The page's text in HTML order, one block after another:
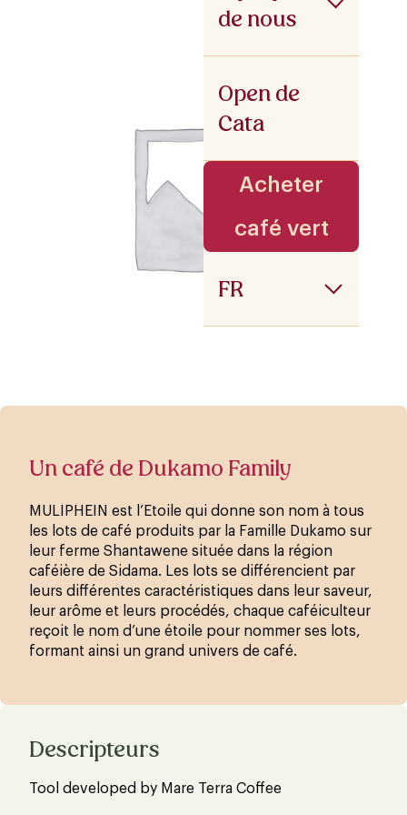
de nous
Open de
Cata
Acheter
café vert
FR
Un café de Dukamo Family
MULIPHEIN est l’Etoile qui donne son nom à tous
les lots de café produits par la Famille Dukamo sur
leur ferme Shantawene située dans la région
caféière de Sidama. Les lots se différencient par
leurs différentes caractéristiques dans leur saveur,
leur arôme et leurs procédés, chaque caféiculteur
reçoit le nom d’une étoile pour nommer ses lots,
formant ainsi un grand univers de café.
Descripteurs
Tool developed by Mare Terra Coffee